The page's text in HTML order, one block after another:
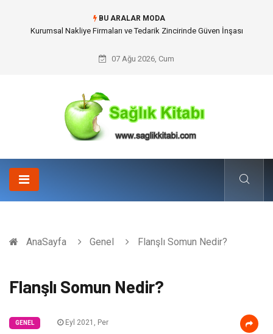
BU ARALAR MODA
Dalaman Kalkan Transfer: Kişiselleştirilmiş Hizmet Ve Uç Nokta Konforu
07 Ağu 2026, Cum
AnaSayfa Genel Flanşlı Somun Nedir?
Flanşlı Somun Nedir?
GENEL Eyl 2021, Per